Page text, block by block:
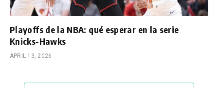
Playoffs de la NBA: qué esperar en la serie
Knicks-Hawks
APRIL 13, 2026